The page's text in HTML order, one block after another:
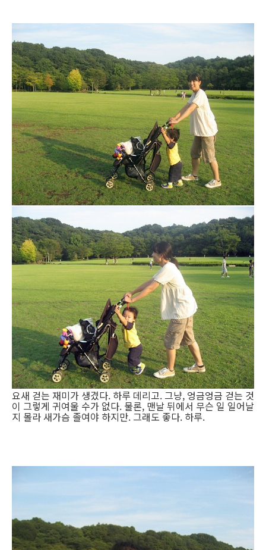
요새 걷는 재미가 생겼다. 하루 데리고. 그냥, 엉금엉금 걷는 것
이 그렇게 귀여울 수가 없다. 물론, 맨날 뒤에서 무슨 일 일어날
지 몰라 새가슴 졸여야 하지만. 그래도 좋다. 하루.